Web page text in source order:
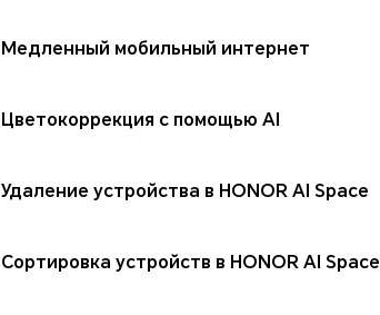
Медленный мобильный интернет
Цветокоррекция с помощью AI
Удаление устройства в HONOR AI Space
Сортировка устройств в HONOR AI Space